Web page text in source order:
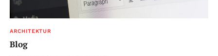
ARCHITEKTUR
Blog